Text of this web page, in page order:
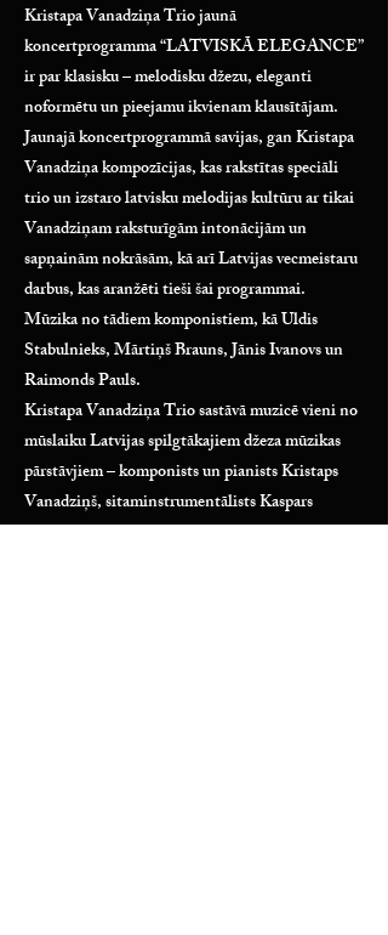
Kristapa Vanadziņa Trio jaunā
koncertprogramma “LATVISKĀ ELEGANCE”
ir par klasisku – melodisku džezu, eleganti
noformētu un pieejamu ikvienam klausītājam.
Jaunajā koncertprogrammā savijas, gan Kristapa
Vanadziņa kompozīcijas, kas rakstītas speciāli
trio un izstaro latvisku melodijas kultūru ar tikai
Vanadziņam raksturīgām intonācijām un
sapņainām nokrāsām, kā arī Latvijas vecmeistaru
darbus, kas aranžēti tieši šai programmai.
Mūzika no tādiem komponistiem, kā Uldis
Stabulnieks, Mārtiņš Brauns, Jānis Ivanovs un
Raimonds Pauls.
Kristapa Vanadziņa Trio sastāvā muzicē vieni no
mūslaiku Latvijas spilgtākajiem džeza mūzikas
pārstāvjiem – komponists un pianists Kristaps
Vanadziņš, sitaminstrumentālists Kaspars
Kurdeko un kontrabasists Jānis Rubiks.